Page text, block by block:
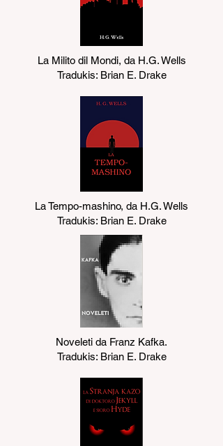
La Milito dil Mondi, da H.G. Wells
Tradukis: Brian E. Drake
La Tempo-mashino, da H.G. Wells
Tradukis: Brian E. Drake
Noveleti da Franz Kafka.
Tradukis: Brian E. Drake